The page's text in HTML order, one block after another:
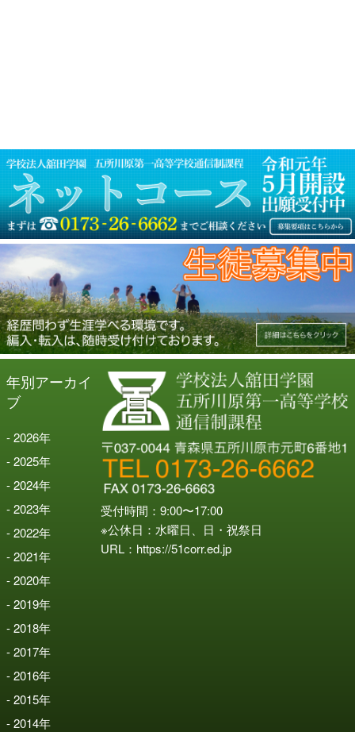
ン
年別アーカイ
ブ
2026年
2025年
2024年
2023年
2022年
2021年
2020年
2019年
2018年
2017年
2016年
2015年
2014年
受付時間：9:00〜17:00
※公休日：水曜日、日・祝祭日
URL： https://51corr.ed.jp